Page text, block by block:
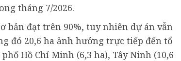
tháng 7/2026.
bản đạt trên 90%, tuy nhiên dự án vẫn
đó 20,6 ha ảnh hưởng trực tiếp đến tổ
Hồ Chí Minh (6,3 ha), Tây Ninh (10,6